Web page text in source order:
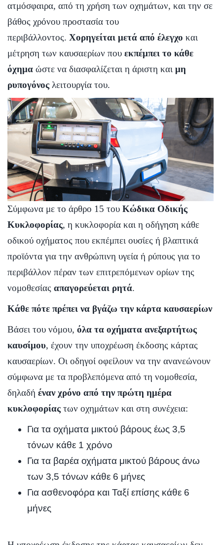
ατμόσφαιρα, από τη χρήση των οχημάτων, και την σε
βάθος χρόνου προστασία του
περιβάλλοντος. Χορηγείται μετά από έλεγχο και
μέτρηση των καυσαερίων που εκπέμπει το κάθε
όχημα ώστε να διασφαλίζεται η άριστη και μη
ρυπογόνος λειτουργία του.
Σύμφωνα με το άρθρο 15 του Κώδικα Οδικής
Κυκλοφορίας, η κυκλοφορία και η οδήγηση κάθε
οδικού οχήματος που εκπέμπει ουσίες ή βλαπτικά
προϊόντα για την ανθρώπινη υγεία ή ρύπους για το
περιβάλλον πέραν των επιτρεπόμενων ορίων της
νομοθεσίας απαγορεύεται ρητά.
Κάθε πότε πρέπει να βγάζω την κάρτα καυσαερίων
Βάσει του νόμου, όλα τα οχήματα ανεξαρτήτως
καυσίμου, έχουν την υποχρέωση έκδοσης κάρτας
καυσαερίων. Οι οδηγοί οφείλουν να την ανανεώνουν
σύμφωνα με τα προβλεπόμενα από τη νομοθεσία,
δηλαδή έναν χρόνο από την πρώτη ημέρα
κυκλοφορίας των οχημάτων και στη συνέχεια:
Για τα οχήματα μικτού βάρους έως 3,5
τόνων κάθε 1 χρόνο
Για τα βαρέα οχήματα μικτού βάρους άνω
των 3,5 τόνων κάθε 6 μήνες
Για ασθενοφόρα και Ταξί επίσης κάθε 6
μήνες